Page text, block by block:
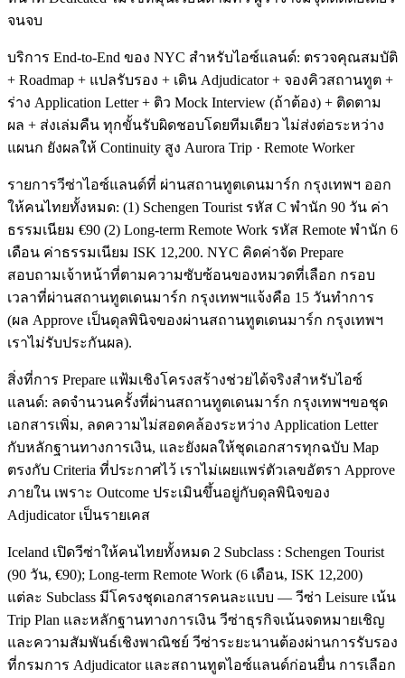
จนจบ
บริการ End-to-End ของ NYC สำหรับไอซ์แลนด์: ตรวจคุณสมบัติ
+ Roadmap + แปลรับรอง + เดิน Adjudicator + จองคิวสถานทูต +
ร่าง Application Letter + ติว Mock Interview (ถ้าต้อง) + ติดตาม
ผล + ส่งเล่มคืน ทุกขั้นรับผิดชอบโดยทีมเดียว ไม่ส่งต่อระหว่าง
แผนก ยังผลให้ Continuity สูง Aurora Trip · Remote Worker
รายการวีซ่าไอซ์แลนด์ที่ ผ่านสถานทูตเดนมาร์ก กรุงเทพฯ ออก
ให้คนไทยทั้งหมด: (1) Schengen Tourist รหัส C พำนัก 90 วัน ค่า
ธรรมเนียม €90 (2) Long-term Remote Work รหัส Remote พำนัก 6
เดือน ค่าธรรมเนียม ISK 12,200. NYC คิดค่าจัด Prepare
สอบถามเจ้าหน้าที่ตามความซับซ้อนของหมวดที่เลือก กรอบ
เวลาที่ผ่านสถานทูตเดนมาร์ก กรุงเทพฯแจ้งคือ 15 วันทำการ
(ผล Approve เป็นดุลพินิจของผ่านสถานทูตเดนมาร์ก กรุงเทพฯ
เราไม่รับประกันผล).
สิ่งที่การ Prepare แฟ้มเชิงโครงสร้างช่วยได้จริงสำหรับไอซ์
แลนด์: ลดจำนวนครั้งที่ผ่านสถานทูตเดนมาร์ก กรุงเทพฯขอชุด
เอกสารเพิ่ม, ลดความไม่สอดคล้องระหว่าง Application Letter
กับหลักฐานทางการเงิน, และยังผลให้ชุดเอกสารทุกฉบับ Map
ตรงกับ Criteria ที่ประกาศไว้ เราไม่เผยแพร่ตัวเลขอัตรา Approve
ภายใน เพราะ Outcome ประเมินขึ้นอยู่กับดุลพินิจของ
Adjudicator เป็นรายเคส
Iceland เปิดวีซ่าให้คนไทยทั้งหมด 2 Subclass : Schengen Tourist
(90 วัน, €90); Long-term Remote Work (6 เดือน, ISK 12,200)
แต่ละ Subclass มีโครงชุดเอกสารคนละแบบ — วีซ่า Leisure เน้น
Trip Plan และหลักฐานทางการเงิน วีซ่าธุรกิจเน้นจดหมายเชิญ
และความสัมพันธ์เชิงพาณิชย์ วีซ่าระยะนานต้องผ่านการรับรอง
ที่กรมการ Adjudicator และสถานทูตไอซ์แลนด์ก่อนยื่น การเลือก